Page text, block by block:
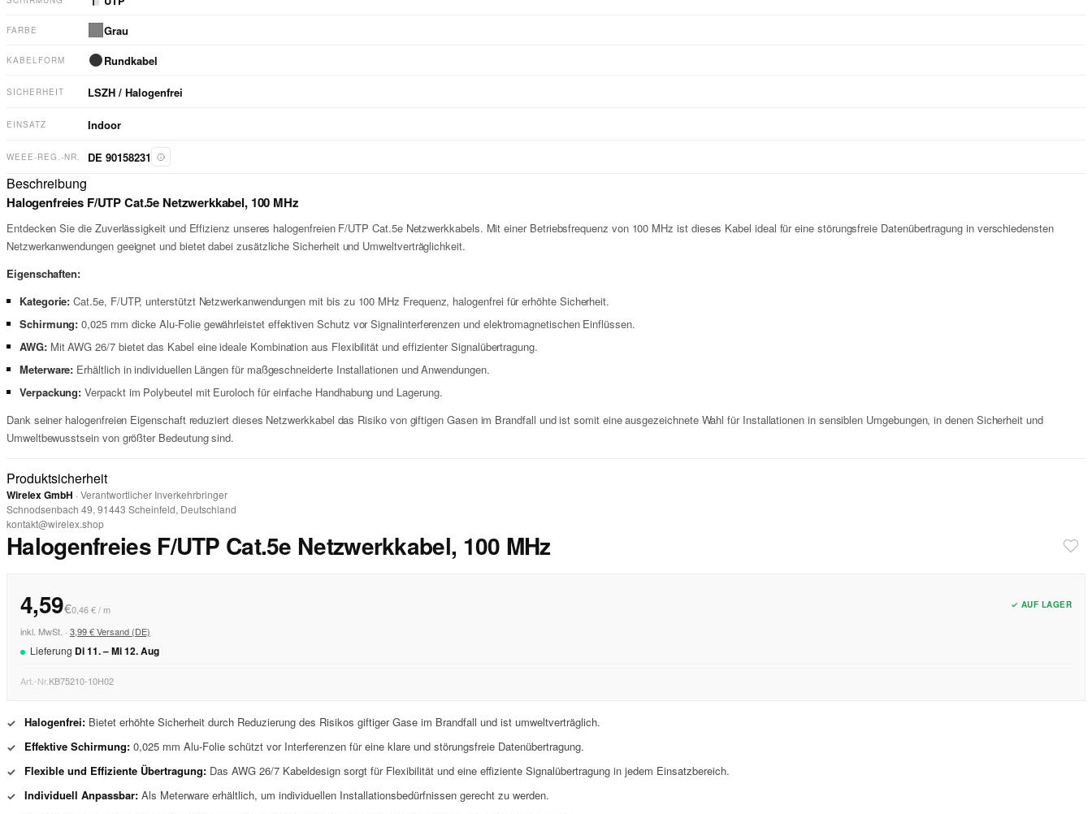
FARBE Grau
KABELFORM Rundkabel
SICHERHEIT LSZH / Halogenfrei
EINSATZ Indoor
WEEE-REG.-NR. DE 90158231
Beschreibung
Halogenfreies F/UTP Cat.5e Netzwerkkabel, 100 MHz
Entdecken Sie die Zuverlässigkeit und Effizienz unseres halogenfreien F/UTP Cat.5e Netzwerkkabels. Mit einer Betriebsfrequenz von 100 MHz ist dieses Kabel ideal für eine störungsfreie Datenübertragung in verschiedensten
Netzwerkanwendungen geeignet und bietet dabei zusätzliche Sicherheit und Umweltverträglichkeit.
Eigenschaften:
Kategorie: Cat.5e, F/UTP, unterstützt Netzwerkanwendungen mit bis zu 100 MHz Frequenz, halogenfrei für erhöhte Sicherheit.
Schirmung: 0,025 mm dicke Alu-Folie gewährleistet effektiven Schutz vor Signalinterferenzen und elektromagnetischen Einflüssen.
AWG:Mit AWG 26/7 bietet das Kabel eine ideale Kombination aus Flexibilität und effizienter Signalübertragung.
Meterware: Erhältlich in individuellen Längen für maßgeschneiderte Installationen und Anwendungen.
Verpackung: Verpackt im Polybeutel mit Euroloch für einfache Handhabung und Lagerung.
Dank seiner halogenfreien Eigenschaft reduziert dieses Netzwerkkabel das Risiko von giftigen Gasen im Brandfall und ist somit eine ausgezeichnete Wahl für Installationen in sensiblen Umgebungen, in denen Sicherheit und
Umweltbewusstsein von größter Bedeutung sind.
Produktsicherheit
Wirelex GmbH · Verantwortlicher Inverkehrbringer
Schnodsenbach 49, 91443 Scheinfeld, Deutschland
kontakt@wirelex.shop
Halogenfreies F/UTP Cat.5e Netzwerkkabel, 100 MHz
4,59€0,46 € / m ✓ AUF LAGER
inkl. MwSt. · 3,99 € Versand (DE)
Lieferung Di11. –Mi12.Aug
Art.-Nr.KB75210-10H02
✓ Halogenfrei: Bietet erhöhte Sicherheit durch Reduzierung des Risikos giftiger Gase im Brandfall und ist umweltverträglich.
✓
Effektive Schirmung: 0,025 mm Alu-Folie schützt vor Interferenzen für eine klare und störungsfreie Datenübertragung.
✓
Flexible und Effiziente Übertragung: Das AWG 26/7 Kabeldesign sorgt für Flexibilität und eine effiziente Signalübertragung in jedem Einsatzbereich.
✓ Individuell Anpassbar: Als Meterware erhältlich, um individuellen Installationsbedürfnissen gerecht zu werden.